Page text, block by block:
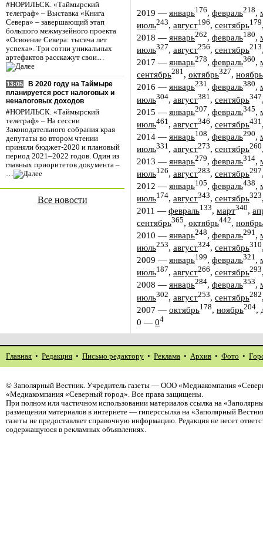
#НОРИЛЬСК. «Таймырский
телеграф» – Выставка «Книга
Севера» – завершающий этап
большого межмузейного проекта
«Освоение Севера: тысяча лет
успеха». Три сотни уникальных
артефактов расскажут свои…
13:05
В 2020 году на Таймыре
планируется рост налоговых и
неналоговых доходов
#НОРИЛЬСК. «Таймырский
телеграф» – На сессии
Законодательного собрания края
депутаты во втором чтении
приняли бюджет-2020 и плановый
период 2021–2022 годов. Один из
главных приоритетов документа –
…
Все новости
2019 — январь176, февраль218,
июль243, август196, сентябрь179
2018 — январь262, февраль180,
июль327, август256, сентябрь213
2017 — январь278, февраль360,
сентябрь281, октябрь327, ноябрь
2016 — январь231, февраль380,
июль304, август381 , сентябрь347
2015 — январь207, февраль345,
июль461 , август346, сентябрь431
2014 — январь108, февраль290,
июль331 , август273, сентябрь260
2013 — январь279, февраль314,
июль126, август283, сентябрь297
2012 — январь105, февраль438,
июль174, август343, сентябрь323
2011 — февраль133, март340,
сентябрь365, октябрь442, ноябрь
2010 — январь248, февраль291,
июль253, август324, сентябрь310
2009 — январь199, февраль321,
июль187, август266, сентябрь293
2008 — январь284, февраль353,
июль302, август253, сентябрь282
2007 — октябрь178, ноябрь204,
0 — 04
Главная • Редакция • Письмо редактору • Реклама • Архив • Фото •
© Заполярный Вестник. Учредитель газеты — ООО «Медиакомпания
«Медиакомпания «Северный город». Все права защищены.
При полном или частичном использовании материалов ссылка на
размещении материалов в интернете — гиперссылка на «Заполярный
газеты не предоставляет справочную информацию. Редакция не несет
содержащуюся в рекламных объявлениях.